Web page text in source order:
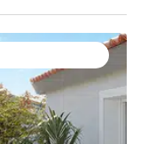
restaurants, le
Arago à 5min.
vaste parc
vie élégant et
du